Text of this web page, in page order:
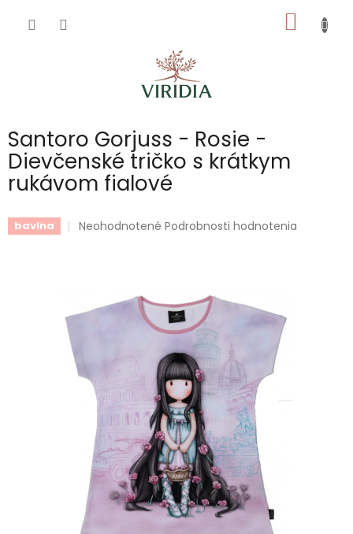
KOŠÍK
Santoro Gorjuss - Rosie -
Dievčenské tričko s krátkym
rukávom fialové
bavlna
Priemerné
5
Neohodnotené Podrobnosti hodnotenia